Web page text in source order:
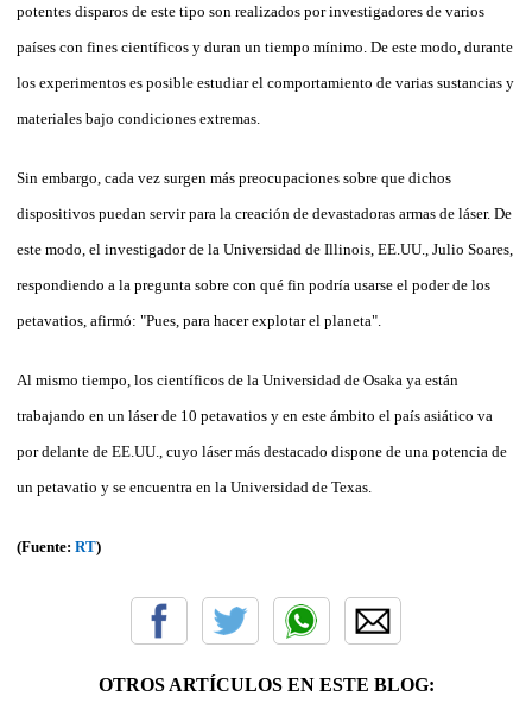
potentes disparos de este tipo son realizados por investigadores de varios
países con fines científicos y duran un tiempo mínimo. De este modo, durante
los experimentos es posible estudiar el comportamiento de varias sustancias y
materiales bajo condiciones extremas.
Sin embargo, cada vez surgen más preocupaciones sobre que dichos
dispositivos puedan servir para la creación de devastadoras armas de láser. De
este modo, el investigador de la Universidad de Illinois, EE.UU., Julio Soares,
respondiendo a la pregunta sobre con qué fin podría usarse el poder de los
petavatios, afirmó: "Pues, para hacer explotar el planeta".
Al mismo tiempo, los científicos de la Universidad de Osaka ya están
trabajando en un láser de 10 petavatios y en este ámbito el país asiático va
por delante de EE.UU., cuyo láser más destacado dispone de una potencia de
un petavatio y se encuentra en la Universidad de Texas.
(Fuente: RT)
OTROS ARTÍCULOS EN ESTE BLOG: